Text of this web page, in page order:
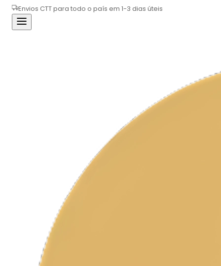
Envios CTT para todo o país em 1-3 dias úteis